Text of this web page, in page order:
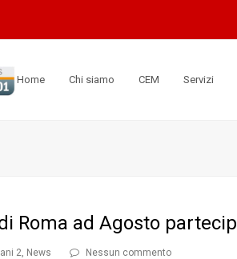
Home Chi siamo CEM Servizi
Roma ad Agosto
2, News Nessun commento